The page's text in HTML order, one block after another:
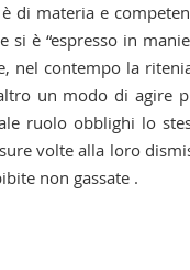
di materia e
si è “espresso in
nel contempo la
un modo di agire
ruolo obblighi lo
volte alla loro
non gassate .